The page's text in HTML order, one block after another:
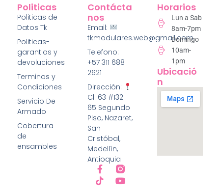
Politicas
Politicas de
Datos Tk
Politicas-
garantias y
devoluciones
Terminos y
Condiciones
Servicio De
Armado
Cobertura
de
ensambles
Contácta
Nos
Email:
tkmodulares.web@gmail.com
Telefono:
+57 311 688
2621
Dirección:
Cl. 63 #132-
65 Segundo
Piso, Nazaret,
San
Cristóbal,
Medellín,
Antioquia
Horarios
Lun a Sab
8am-7pm
Domingo
10am-
1pm
Ubicació
N